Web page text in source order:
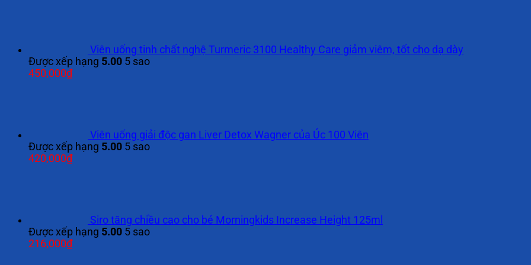
Viên uống tinh chất nghệ Turmeric 3100 Healthy Care giảm viêm, tốt cho dạ dày
Được xếp hạng 5.00 5 sao
450,000₫
Viên uống giải độc gan Liver Detox Wagner của Úc 100 Viên
Được xếp hạng 5.00 5 sao
420,000₫
Siro tăng chiều cao cho bé Morningkids Increase Height 125ml
Được xếp hạng 5.00 5 sao
216,000₫